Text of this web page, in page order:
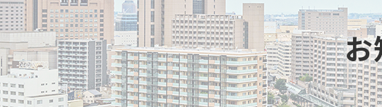
お